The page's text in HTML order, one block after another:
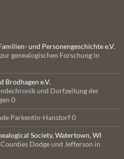
und Personengeschichte e.V.
genealogischen Forschung in
Brodhagen e.V.
und Dorfzeitung der
0
Parkentin-Hanstorf 0
Society, Watertown, WI
Dodge und Jefferson in